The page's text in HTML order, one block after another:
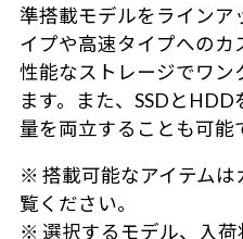
準搭載モデルをラインア
イプや高速タイプへのカ
性能なストレージでワン
ます。また、SSDと
量を両立することも可能
※ 搭載可能なアイテムは
覧ください。
※ 選択するモデル、入